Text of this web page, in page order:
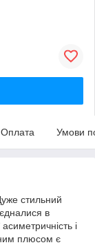
Оплата Умови
стильний
в
і
плюсом є